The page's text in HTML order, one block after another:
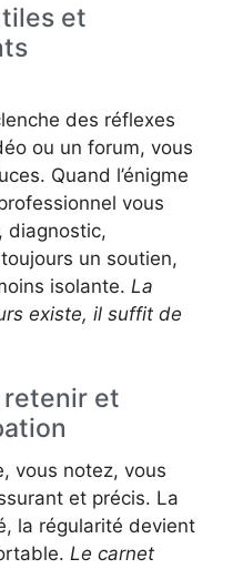
et
des réflexes
ou un forum, vous
Quand l’énigme
vous
diagnostic,
un soutien,
isolante. La
existe, il suffit de
retenir et
vous notez, vous
et précis. La
la régularité devient
Le carnet